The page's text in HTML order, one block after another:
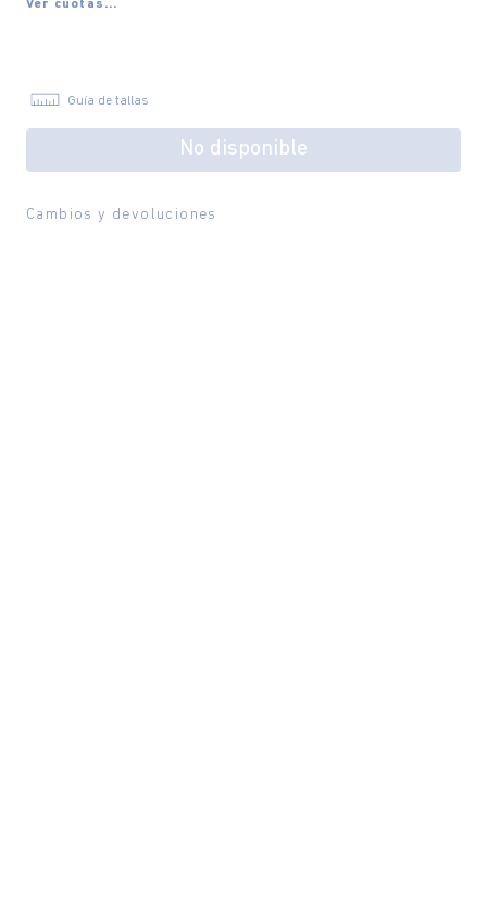
Ver cuotas...
Guía de tallas
No disponible
Cambios y devoluciones